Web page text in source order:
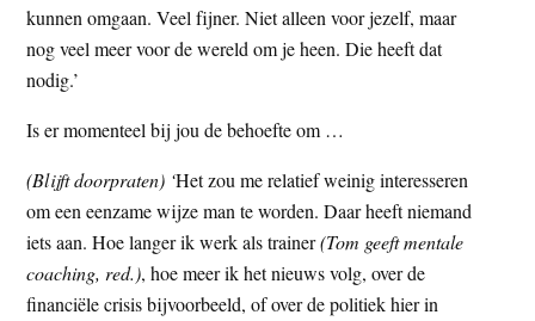
kunnen omgaan. Veel fijner. Niet alleen voor jezelf, maar
nog veel meer voor de wereld om je heen. Die heeft dat
nodig.’
Is er momenteel bij jou de behoefte om …
(Blijft doorpraten) ‘Het zou me relatief weinig interesseren
om een eenzame wijze man te worden. Daar heeft niemand
iets aan. Hoe langer ik werk als trainer(Tom geeft mentale
coaching, red.), hoe meer ik het nieuws volg, over de
financiële crisis bijvoorbeeld, of over de politiek hier in